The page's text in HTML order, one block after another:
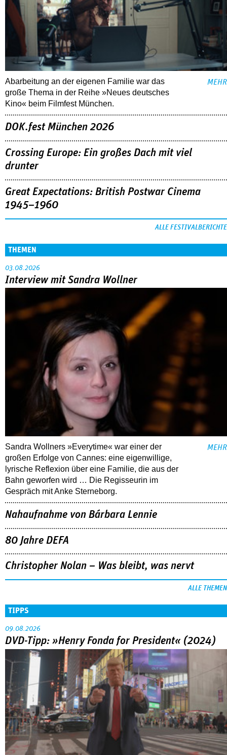
Abarbeitung an der eigenen Familie war das
große Thema in der Reihe »Neues deutsches
Kino« beim Filmfest München.
MEHR
DOK.fest München 2026
Crossing Europe: Ein großes Dach mit viel
drunter
Great Expectations: British Postwar Cinema
1945–1960
ALLE FESTIVALBERICHTE
THEMEN
03.08.2026
Interview mit Sandra Wollner
Sandra Wollners »Everytime« war einer der
großen Erfolge von Cannes: eine eigenwillige,
lyrische Reflexion über eine ­Familie, die aus der
Bahn geworfen wird … Die Regisseurin im
Gespräch mit Anke Sterneborg.
MEHR
Nahaufnahme von Bárbara Lennie
80 Jahre DEFA
Christopher Nolan – Was bleibt, was nervt
ALLE THEMEN
TIPPS
09.08.2026
DVD-Tipp: »Henry Fonda for President« (2024)